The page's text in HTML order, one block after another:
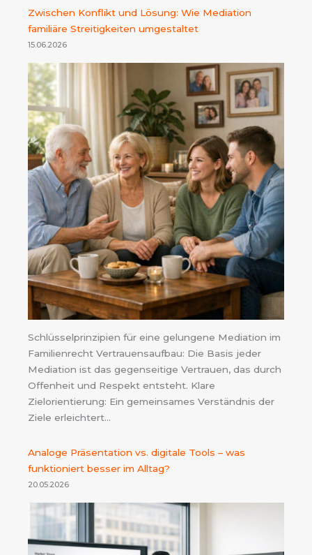
Zwischen Konflikt und Lösung: Wie Mediation
familiäre Streitigkeiten umgestaltet
15.06.2026
Schlüsselprinzipien für eine gelungene Mediation im
Familienrecht Vertrauensaufbau: Die Basis jeder
Mediation ist das gegenseitige Vertrauen, das durch
Offenheit und Respekt entsteht. Klare
Zielorientierung: Ein gemeinsames Verständnis der
Ziele erleichtert…
Analoge Präsentation vs. digitale Tools – was
funktioniert besser im Alltag?
20.05.2026